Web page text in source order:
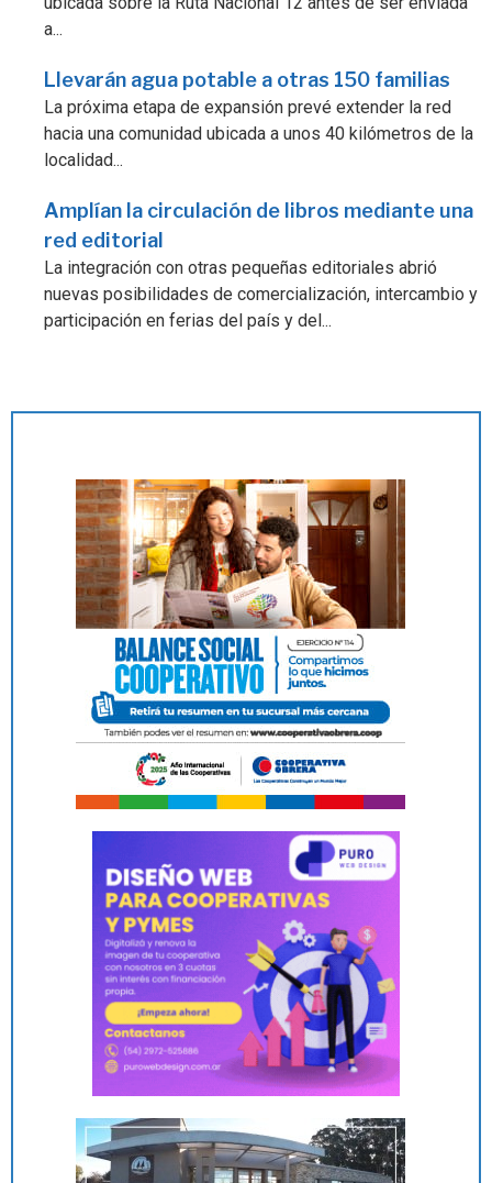
a...
Llevarán agua potable a otras 150 familias
La próxima etapa de expansión prevé extender la red
hacia una comunidad ubicada a unos 40 kilómetros de la
localidad...
Amplían la circulación de libros mediante una
red editorial
La integración con otras pequeñas editoriales abrió
nuevas posibilidades de comercialización, intercambio y
participación en ferias del país y del...